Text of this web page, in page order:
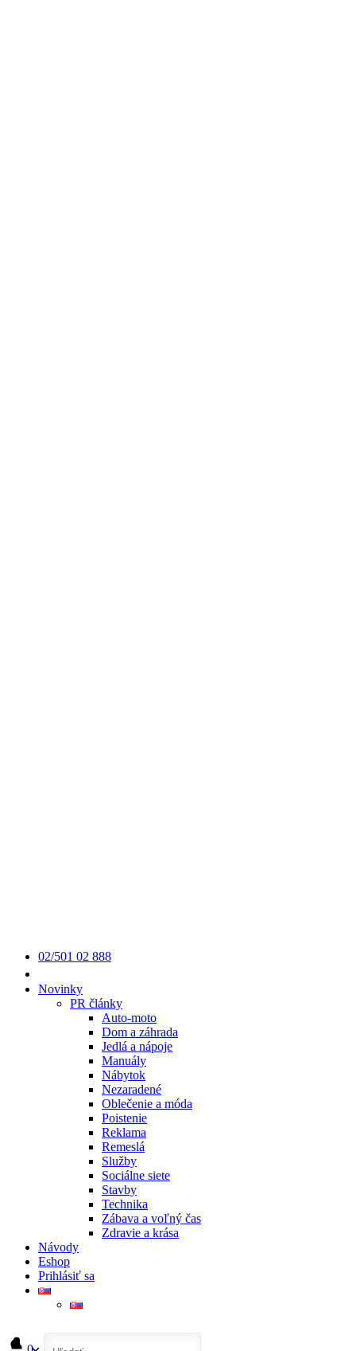
02/501 02 888
Novinky
PR články
Auto-moto
Dom a záhrada
Jedlá a nápoje
Manuály
Nábytok
Nezaradené
Oblečenie a móda
Poistenie
Reklama
Remeslá
Služby
Sociálne siete
Stavby
Technika
Zábava a voľný čas
Zdravie a krása
Návody
Eshop
Prihlásiť sa